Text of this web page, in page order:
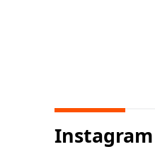
Instagram